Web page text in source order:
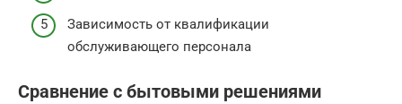
Зависимость от квалификации
обслуживающего персонала
Сравнение с бытовыми решениями